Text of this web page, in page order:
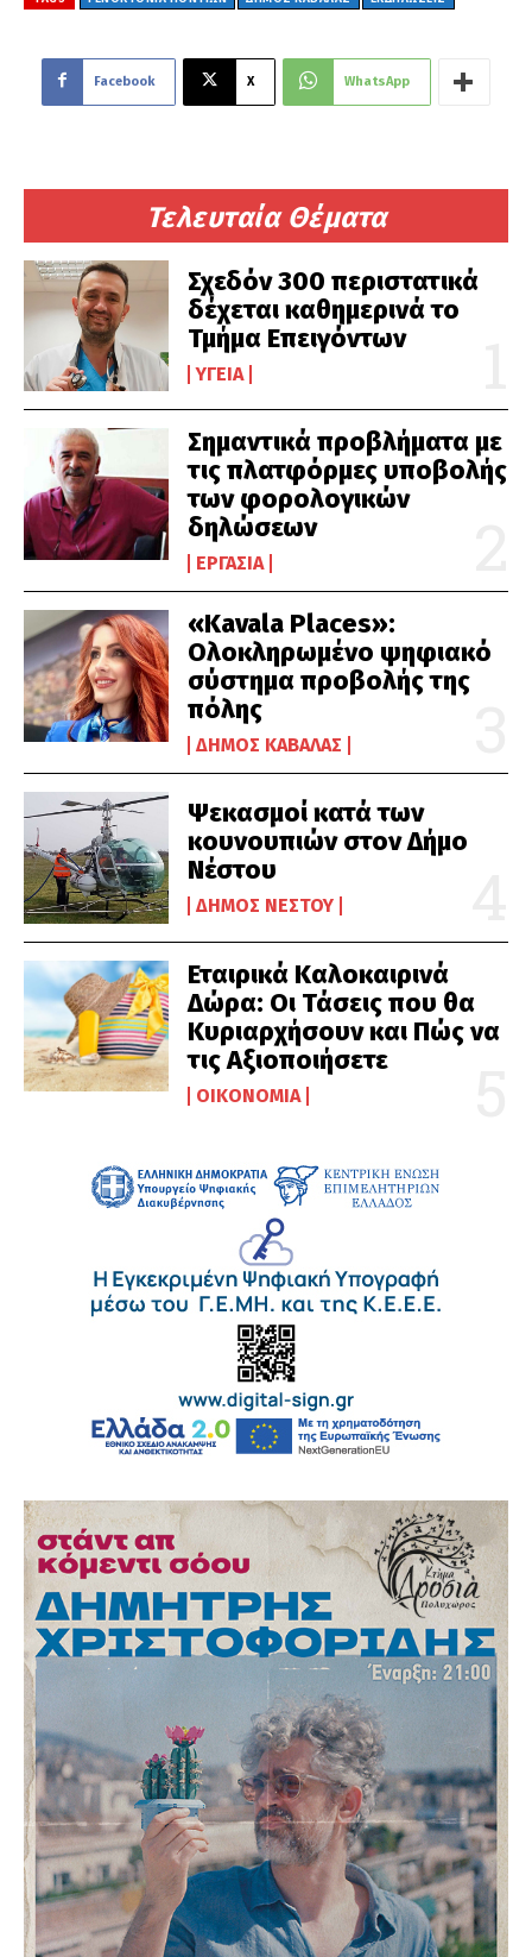
Τελευταία Θέματα
Σχεδόν 300 περιστατικά
δέχεται καθημερινά το
Τμήμα Επειγόντων
ΥΓΕΊΑ
Σημαντικά προβλήματα με
τις πλατφόρμες υποβολής
των φορολογικών
δηλώσεων
ΕΡΓΑΣΊΑ
«Kavala Places»:
Ολοκληρωμένο ψηφιακό
σύστημα προβολής της
πόλης
ΔΉΜΟΣ ΚΑΒΆΛΑΣ
Ψεκασμοί κατά των
κουνουπιών στον Δήμο
Νέστου
ΔΉΜΟΣ ΝΈΣΤΟΥ
Εταιρικά Καλοκαιρινά
Δώρα: Οι Τάσεις που θα
Κυριαρχήσουν και Πώς να
τις Αξιοποιήσετε
ΟΙΚΟΝΟΜΊΑ
Facebook X WhatsApp